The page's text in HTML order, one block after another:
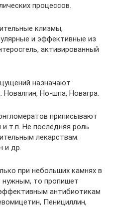
процессов.
клизмы,
и эффективные из
активированный
назначают
Но-шпа, Новагра.
приписывают
т.п. Не последняя роль
лекарствам:
и др.
при небольших камнях в
нужным, то пропишет
антибиотикам
Пенициллин,